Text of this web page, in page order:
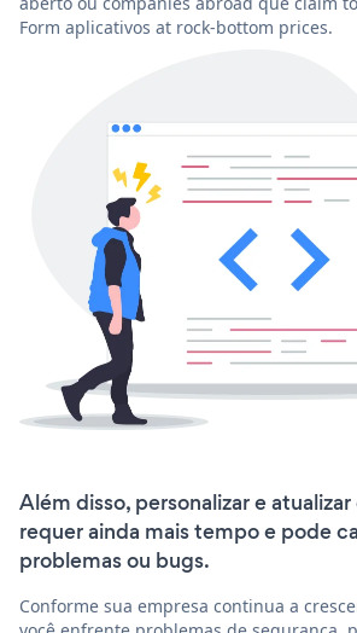
Form aplicativos at rock-bottom prices.
Além disso, personalizar e
requer ainda mais tempo e pode
problemas ou bugs.
Conforme sua empresa continua a